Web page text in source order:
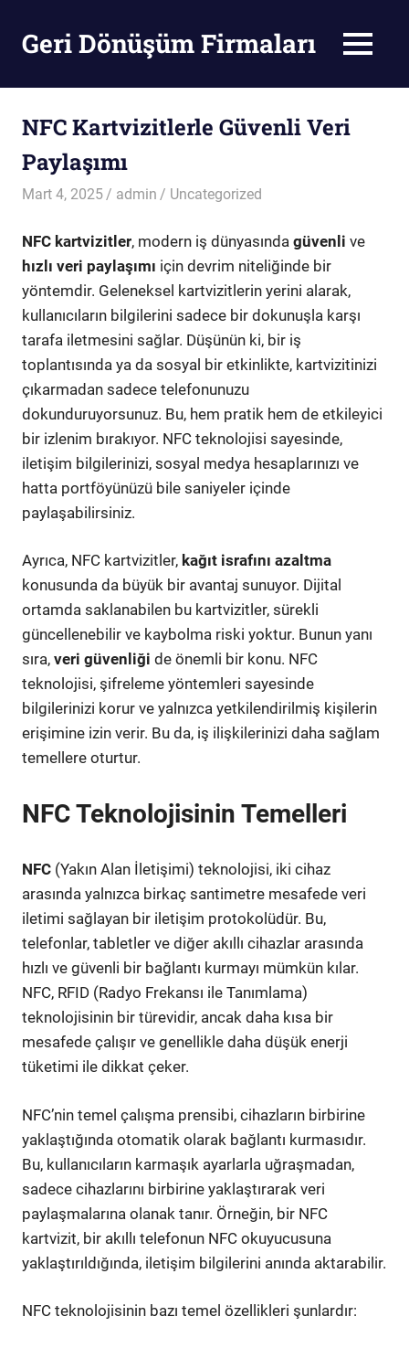
contentGeri Dönüşüm Firmaları
Firmaları
MENU
NFC Kartvizitlerle Güvenli Veri
Paylaşımı
Mart 4, 2025 admin Uncategorized
NFC kartvizitler, modern iş dünyasında güvenli ve
hızlı veri paylaşımı için devrim niteliğinde bir
yöntemdir. Geleneksel kartvizitlerin yerini alarak,
kullanıcıların bilgilerini sadece bir dokunuşla karşı
tarafa iletmesini sağlar. Düşünün ki, bir iş
toplantısında ya da sosyal bir etkinlikte, kartvizitinizi
çıkarmadan sadece telefonunuzu
dokunduruyorsunuz. Bu, hem pratik hem de etkileyici
bir izlenim bırakıyor. NFC teknolojisi sayesinde,
iletişim bilgilerinizi, sosyal medya hesaplarınızı ve
hatta portföyünüzü bile saniyeler içinde
paylaşabilirsiniz.
Ayrıca, NFC kartvizitler, kağıt israfını azaltma
konusunda da büyük bir avantaj sunuyor. Dijital
ortamda saklanabilen bu kartvizitler, sürekli
güncellenebilir ve kaybolma riski yoktur. Bunun yanı
sıra, veri güvenliği de önemli bir konu. NFC
teknolojisi, şifreleme yöntemleri sayesinde
bilgilerinizi korur ve yalnızca yetkilendirilmiş kişilerin
erişimine izin verir. Bu da, iş ilişkilerinizi daha sağlam
temellere oturtur.
NFC Teknolojisinin Temelleri
NFC (Yakın Alan İletişimi) teknolojisi, iki cihaz
arasında yalnızca birkaç santimetre mesafede veri
iletimi sağlayan bir iletişim protokolüdür. Bu,
telefonlar, tabletler ve diğer akıllı cihazlar arasında
hızlı ve güvenli bir bağlantı kurmayı mümkün kılar.
NFC, RFID (Radyo Frekansı ile Tanımlama)
teknolojisinin bir türevidir, ancak daha kısa bir
mesafede çalışır ve genellikle daha düşük enerji
tüketimi ile dikkat çeker.
NFC’nin temel çalışma prensibi, cihazların birbirine
yaklaştığında otomatik olarak bağlantı kurmasıdır.
Bu, kullanıcıların karmaşık ayarlarla uğraşmadan,
sadece cihazlarını birbirine yaklaştırarak veri
paylaşmalarına olanak tanır. Örneğin, bir NFC
kartvizit, bir akıllı telefonun NFC okuyucusuna
yaklaştırıldığında, iletişim bilgilerini anında aktarabilir.
NFC teknolojisinin bazı temel özellikleri şunlardır: